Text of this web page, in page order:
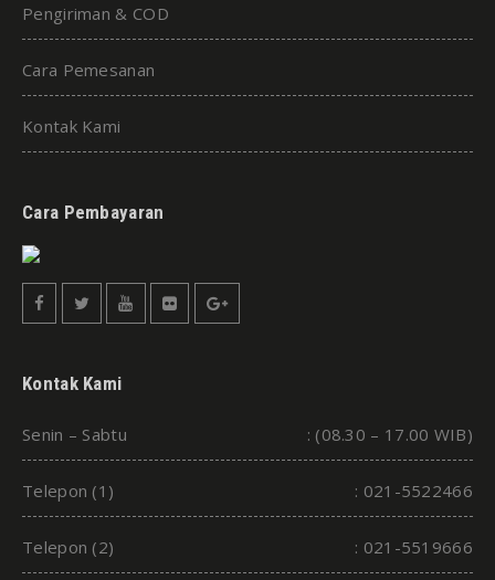
Pengiriman & COD
Cara Pemesanan
Kontak Kami
Cara Pembayaran
Kontak Kami
Senin – Sabtu : (08.30 – 17.00 WIB)
Telepon (1) : 021-5522466
Telepon (2) : 021-5519666